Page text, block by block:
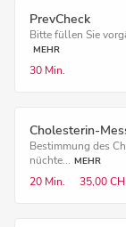
PrevCheck
Bitte füllen Sie
MEHR
30 Min.
Cholesterin-
Bestimmung des
nüchte... MEHR
20 Min. 35,00